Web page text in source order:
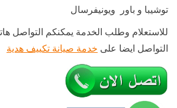
توشيبا و باور ويونيفرسال
للاستعلام وطلب الخدمة يمكنكم التواصل
التواصل ايضا على خدمة صيانة تكييف هدية